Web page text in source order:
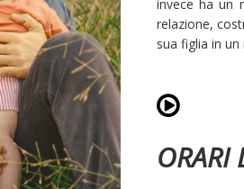
invece ha un
relazione,
sua figlia in
ORARI